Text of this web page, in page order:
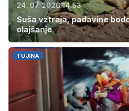
24. 07. 2026 14.53
Suša vztraja, padavine
olajšanje
TUJINA